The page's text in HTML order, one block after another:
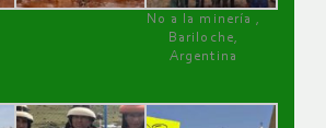
No a la minería ,
Bariloche,
Argentina